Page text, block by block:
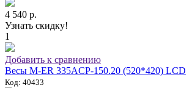
4 540 р.
Узнать скидку!
1
Добавить к сравнению
Весы M-ER 335ACP-150.20 (520*420) LCD
Код: 40433